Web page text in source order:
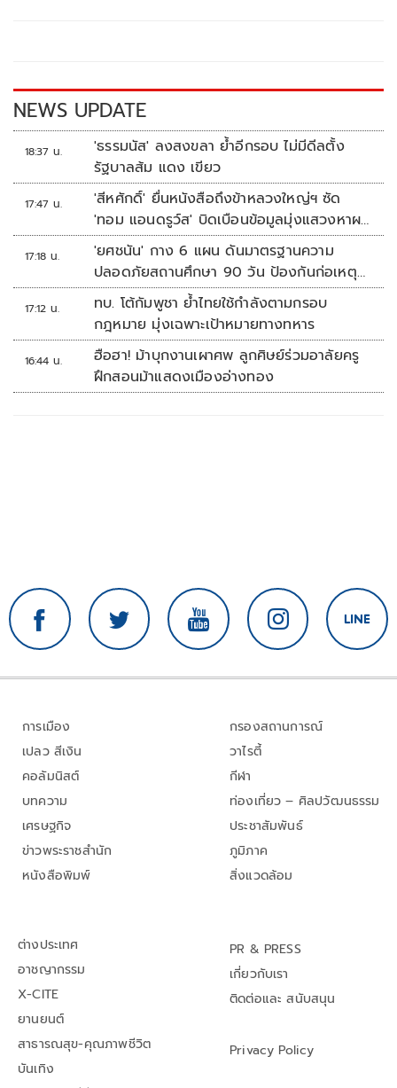
k k
NEWS UPDATE
18:37 น.
'ธรรมนัส' ลงสงขลา ย้ำอีกรอบ ไม่มีดีลตั้ง
รัฐบาลส้ม แดง เขียว
17:47 น.
'สีหศักดิ์' ยื่นหนังสือถึงข้าหลวงใหญ่ฯ ซัด
'ทอม แอนดรูว์ส' บิดเบือนข้อมูลมุ่งแสวงหาผล
ประโยชน์ทางการเมือง
17:18 น.
'ยศชนัน' กาง 6 แผน ดันมาตรฐานความ
ปลอดภัยสถานศึกษา 90 วัน ป้องกันก่อเหตุ
รุนแรง
17:12 น.
ทบ. โต้กัมพูชา ย้ำไทยใช้กำลังตามกรอบ
กฎหมาย มุ่งเฉพาะเป้าหมายทางทหาร
16:44 น.
ฮือฮา! ม้าบุกงานเผาศพ ลูกศิษย์ร่วมอาลัยครู
ฝึกสอนม้าแสดงเมืองอ่างทอง
การเมือง
เปลว สีเงิน
คอลัมนิสต์
บทความ
เศรษฐกิจ
ข่าวพระราชสำนัก
หนังสือพิมพ์
กรองสถานการณ์
วาไรตี้
กีฬา
ท่องเที่ยว – ศิลปวัฒนธรรม
ประชาสัมพันธ์
ภูมิภาค
สิ่งแวดล้อม
ต่างประเทศ
อาชญากรรม
X-CITE
ยานยนต์
สาธารณสุข-คุณภาพชีวิต
บันเทิง
PR & PRESS
เกี่ยวกับเรา
ติดต่อและ สนับสนุน
Privacy Policy